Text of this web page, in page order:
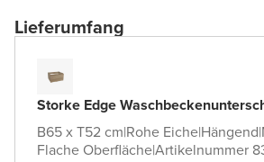
Lieferumfang
Storke Edge
B65 x T52 cm|Rohe Eiche|Hängend|
Flache Oberfläche|Artikelnummer